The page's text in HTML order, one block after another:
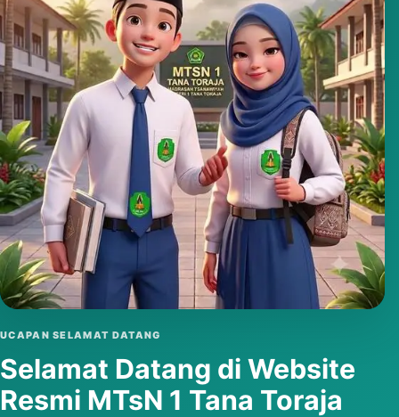
UCAPAN SELAMAT DATANG
Selamat Datang di Website
Resmi MTsN 1 Tana Toraja
Putar video